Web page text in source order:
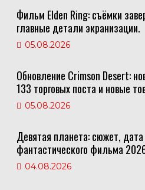
Фильм Elden Ring: съёмки
главные детали экранизации.
05.08.2026
Обновление Crimson Desert:
133 торговых поста и новые
05.08.2026
Девятая планета: сюжет,
фантастического фильма
04.08.2026